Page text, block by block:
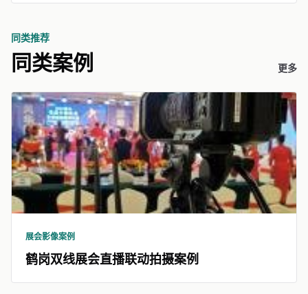
同类推荐
同类案例 更多
展会影像案例
鹤岗双线展会直播联动拍摄案例